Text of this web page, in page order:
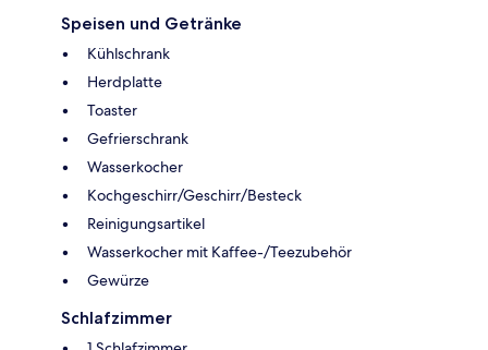
Speisen und Getränke
Kühlschrank
Herdplatte
Toaster
Gefrierschrank
Wasserkocher
Kochgeschirr/Geschirr/Besteck
Reinigungsartikel
Wasserkocher mit Kaffee-/Teezubehör
Gewürze
Schlafzimmer